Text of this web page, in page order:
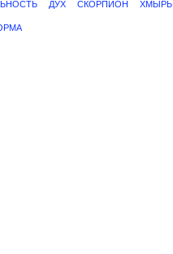
ДУХ СКОРПИОН ХМЫРЬ